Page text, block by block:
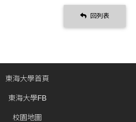
回列表
東海大學首頁
東海大學FB
校園地圖